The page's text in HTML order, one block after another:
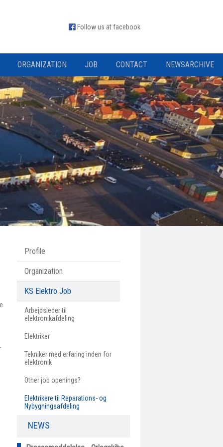
Follow us at facebook
ORGANIZATION JOB CONTACT NEWSARCHIVE
Profile
Organization
KS Elektro Job
Arbejdsleder til
elektronikafdeling
Elektriker
Tekniker med erfaring inden for
elektronik
Other job openings?
Elektrikere til Reparations- og
Nybygningsafdeling
NEWS​